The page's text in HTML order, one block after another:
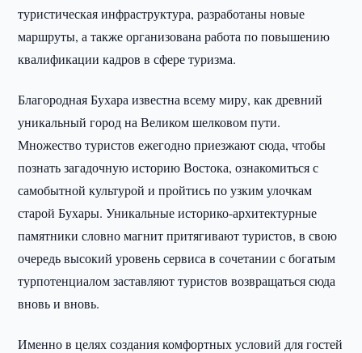
туристическая инфраструктура, разработаны новые
маршруты, а также организована работа по повышению
квалификации кадров в сфере туризма.
Благородная Бухара известна всему миру, как древний
уникальный город на Великом шелковом пути.
Множество туристов ежегодно приезжают сюда, чтобы
познать загадочную историю Востока, ознакомиться с
самобытной культурой и пройтись по узким улочкам
старой Бухары. Уникальные историко-архитектурные
памятники словно магнит притягивают туристов, в свою
очередь высокий уровень сервиса в сочетании с богатым
турпотенциалом заставляют туристов возвращаться сюда
вновь и вновь.
Именно в целях создания комфортных условий для гостей